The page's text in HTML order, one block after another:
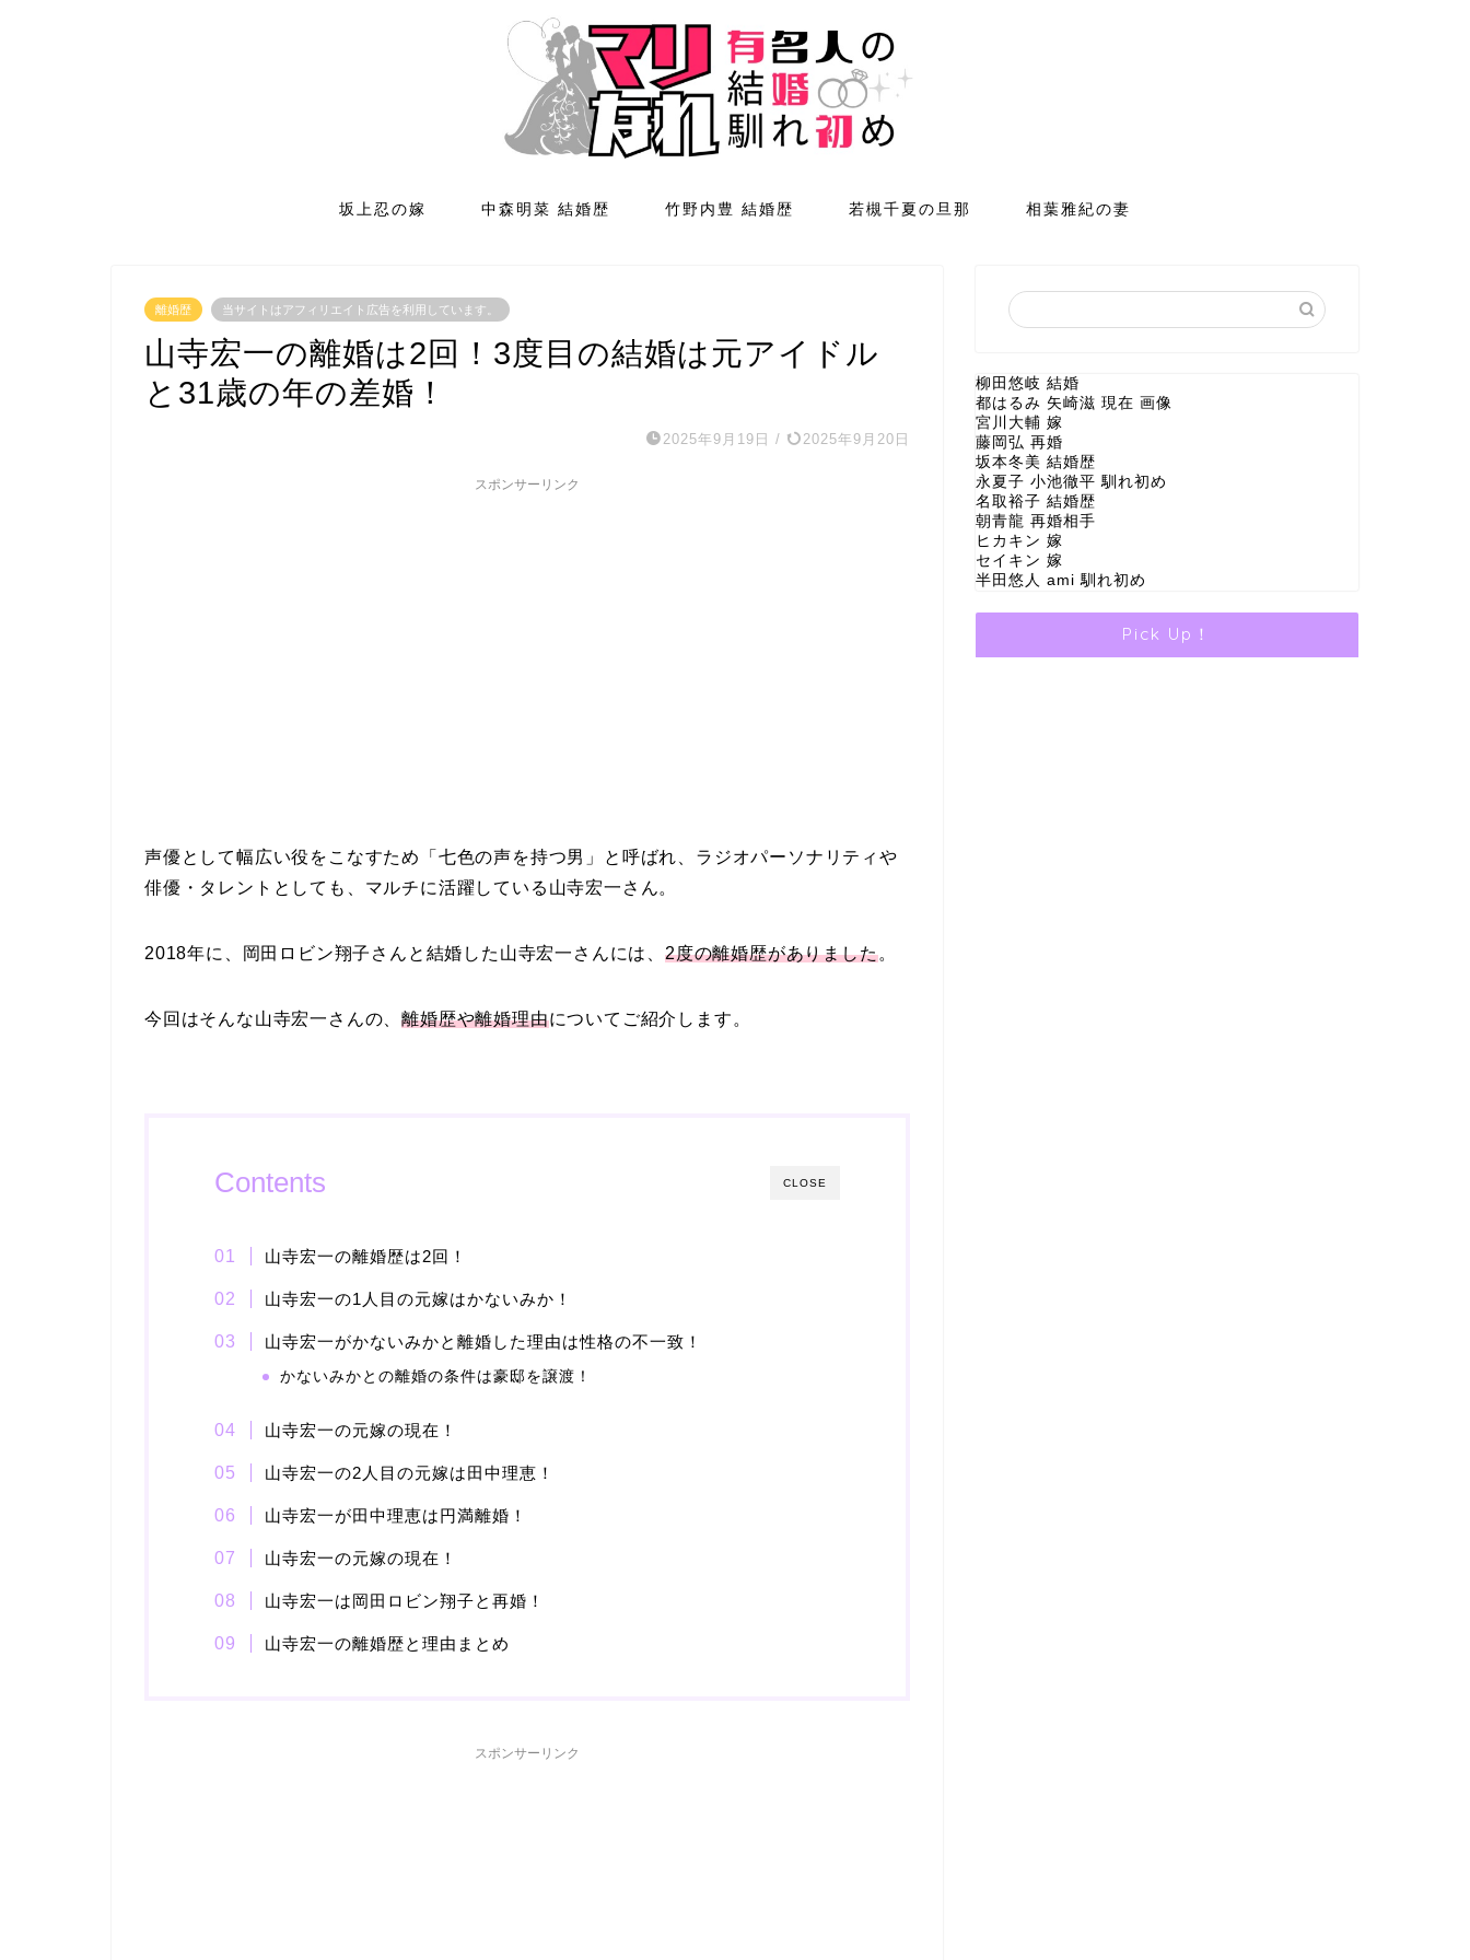
坂上忍の嫁 中森明菜 結婚歴 竹野内豊 結婚歴 若槻千夏の旦那 相葉雅紀の妻
離婚歴 当サイトはアフィリエイト広告を利用しています。
山寺宏一の離婚は2回！3度目の結婚は元アイドル
と31歳の年の差婚！
2025年9月19日 / 2025年9月20日
スポンサーリンク
声優として幅広い役をこなすため「七色の声を持つ男」と呼ばれ、ラジオパーソナリティや
俳優・タレントとしても、マルチに活躍している山寺宏一さん。
2018年に、岡田ロビン翔子さんと結婚した山寺宏一さんには、 2度の離婚歴がありました。
今回はそんな山寺宏一さんの、離婚歴や離婚理由についてご紹介します。
CLOSE
Contents
山寺宏一の離婚歴は2回！
山寺宏一の1人目の元嫁はかないみか！
山寺宏一がかないみかと離婚した理由は性格の不一致！
かないみかとの離婚の条件は豪邸を譲渡！
山寺宏一の元嫁の現在！
山寺宏一の2人目の元嫁は田中理恵！
山寺宏一が田中理恵は円満離婚！
山寺宏一の元嫁の現在！
山寺宏一は岡田ロビン翔子と再婚！
山寺宏一の離婚歴と理由まとめ
スポンサーリンク
柳田悠岐 結婚
都はるみ 矢崎滋 現在 画像
宮川大輔 嫁
藤岡弘 再婚
坂本冬美 結婚歴
永夏子 小池徹平 馴れ初め
名取裕子 結婚歴
朝青龍 再婚相手
ヒカキン 嫁
セイキン 嫁
半田悠人 ami 馴れ初め
Pick Up！